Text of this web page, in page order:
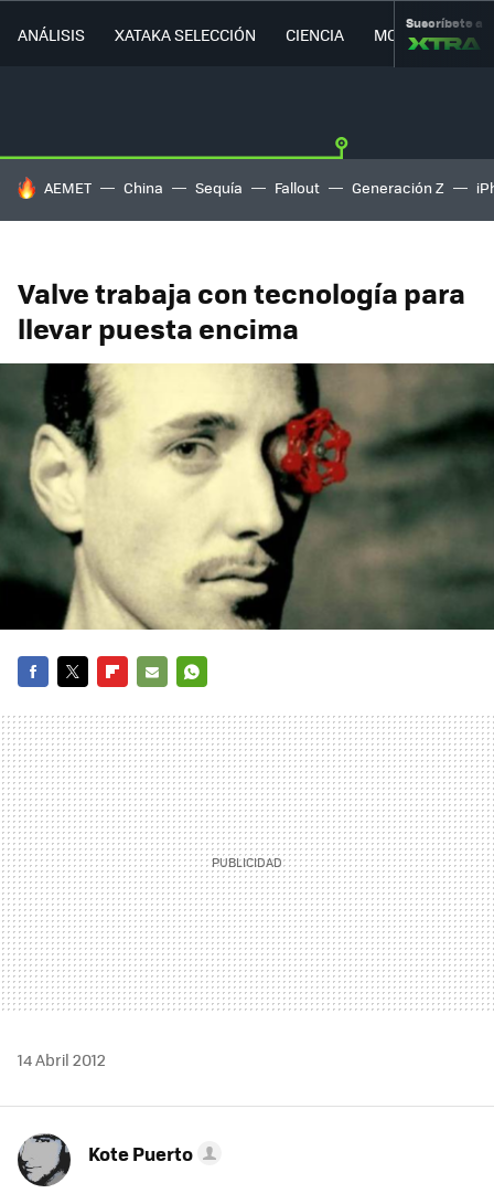
ANÁLISIS XATAKA SELECCIÓN CIENCIA MOVILIDAD
Suscríbete a
HOY SE HABLA DE
AEMET China Sequía Fallout Generación Z
Valve trabaja con tecnología para
llevar puesta encima
MAIL
14 Abril 2012
Kote Puerto